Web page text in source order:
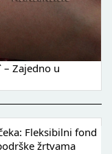
– Zajedno u
Fleksibilni fond
žrtvama